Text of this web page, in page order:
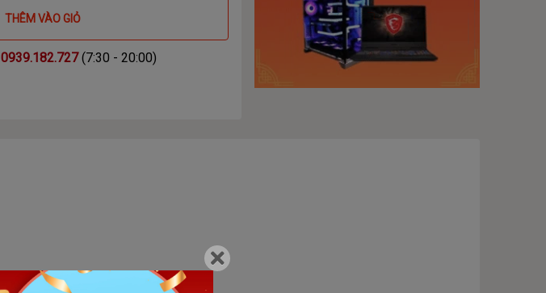
THÊM VÀO GIỎ
0939.182.727(7:30 - 20:00)